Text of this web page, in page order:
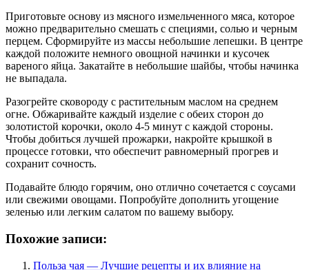
Приготовьте основу из мясного измельченного мяса, которое
можно предварительно смешать с специями, солью и черным
перцем. Сформируйте из массы небольшие лепешки. В центре
каждой положите немного овощной начинки и кусочек
вареного яйца. Закатайте в небольшие шайбы, чтобы начинка
не выпадала.
Разогрейте сковороду с растительным маслом на среднем
огне. Обжаривайте каждый изделие с обеих сторон до
золотистой корочки, около 4-5 минут с каждой стороны.
Чтобы добиться лучшей прожарки, накройте крышкой в
процессе готовки, что обеспечит равномерный прогрев и
сохранит сочность.
Подавайте блюдо горячим, оно отлично сочетается с соусами
или свежими овощами. Попробуйте дополнить угощение
зеленью или легким салатом по вашему выбору.
Похожие записи:
Польза чая — Лучшие рецепты и их влияние на